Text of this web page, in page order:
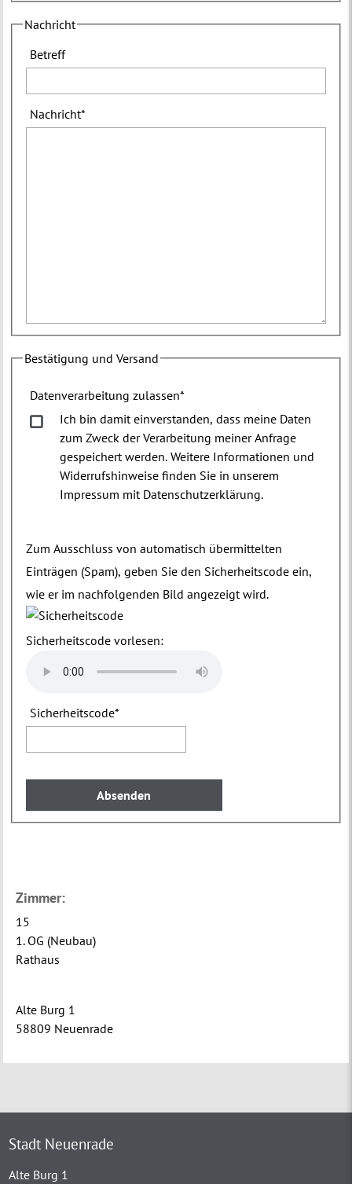
Nachricht
Betreff
Nachricht*
Bestätigung und Versand
Datenverarbeitung zulassen*
Ich bin damit einverstanden, dass meine Daten
zum Zweck der Verarbeitung meiner Anfrage
gespeichert werden. Weitere Informationen und
Widerrufshinweise finden Sie in unserem
Impressum mit Datenschutzerklärung.
Zum Ausschluss von automatisch übermittelten
Einträgen (Spam), geben Sie den Sicherheitscode ein,
wie er im nachfolgenden Bild angezeigt wird.
Sicherheitscode vorlesen:
Sicherheitscode*
Zimmer:
15
1. OG (Neubau)
Rathaus
Alte Burg 1
58809 Neuenrade
Stadt Neuenrade
Alte Burg 1